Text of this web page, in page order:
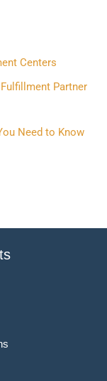
Centers
Partner
Need to Know